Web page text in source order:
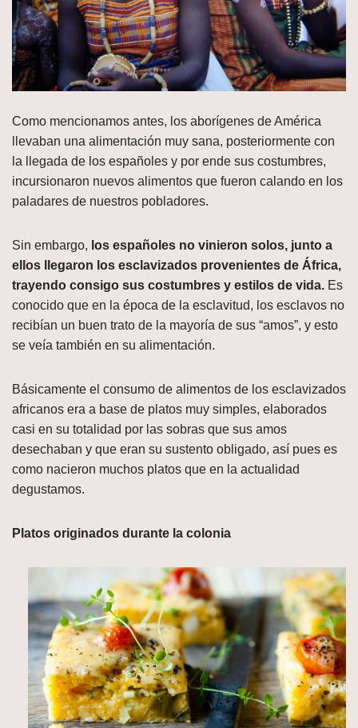
Como mencionamos antes, los aborígenes de América
llevaban una alimentación muy sana, posteriormente con
la llegada de los españoles y por ende sus costumbres,
incursionaron nuevos alimentos que fueron calando en los
paladares de nuestros pobladores.
Sin embargo, los españoles no vinieron solos, junto a
ellos llegaron los esclavizados provenientes de África,
trayendo consigo sus costumbres y estilos de vida. Es
conocido que en la época de la esclavitud, los esclavos no
recibían un buen trato de la mayoría de sus “amos”, y esto
se veía también en su alimentación.
Básicamente el consumo de alimentos de los esclavizados
africanos era a base de platos muy simples, elaborados
casi en su totalidad por las sobras que sus amos
desechaban y que eran su sustento obligado, así pues es
como nacieron muchos platos que en la actualidad
degustamos.
Platos originados durante la colonia